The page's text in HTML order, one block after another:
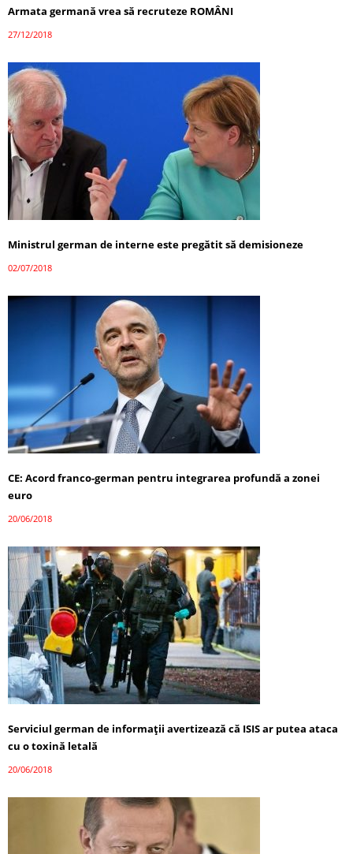
Armata germană vrea să recruteze ROMÂNI
27/12/2018
Ministrul german de interne este pregătit să demisioneze
02/07/2018
CE: Acord franco-german pentru integrarea profundă a zonei
euro
20/06/2018
Serviciul german de informații avertizează că ISIS ar putea ataca
cu o toxină letală
20/06/2018